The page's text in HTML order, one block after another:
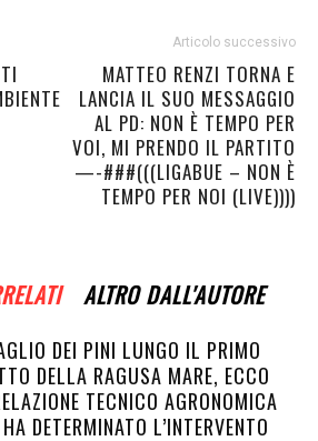
Articolo successivo
MATTEO RENZI TORNA E
LANCIA IL SUO MESSAGGIO
AL PD: NON È TEMPO PER
VOI, MI PRENDO IL PARTITO
—-###(((LIGABUE – NON È
TEMPO PER NOI (LIVE))))
ALTRO DALL'AUTORE
DEI PINI LUNGO IL PRIMO
DELLA RAGUSA MARE, ECCO
TECNICO AGRONOMICA
DETERMINATO L’INTERVENTO